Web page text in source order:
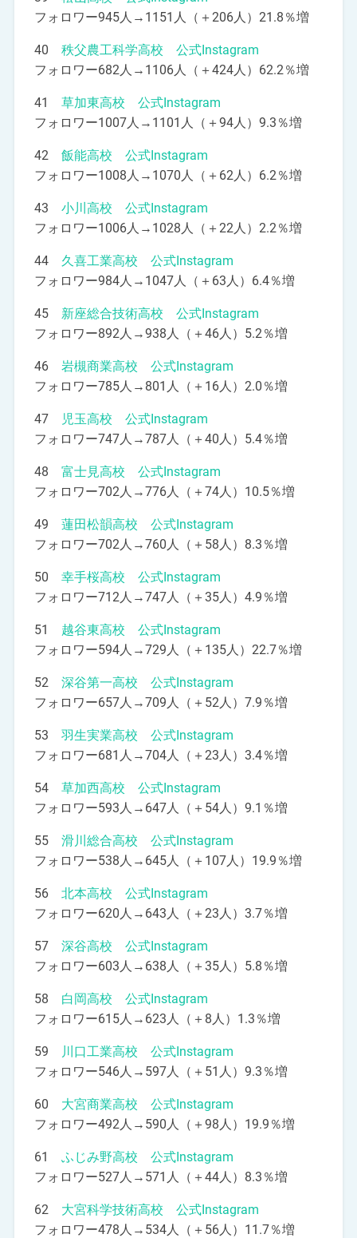
フォロワー945人→1151人（＋206人）21.8％増
40 秩父農工科学高校 公式Instagram
フォロワー682人→1106人（＋424人）62.2％増
41 草加東高校 公式Instagram
フォロワー1007人→1101人（＋94人）9.3％増
42 飯能高校 公式Instagram
フォロワー1008人→1070人（＋62人）6.2％増
43 小川高校 公式Instagram
フォロワー1006人→1028人（＋22人）2.2％増
44 久喜工業高校 公式Instagram
フォロワー984人→1047人（＋63人）6.4％増
45 新座総合技術高校 公式Instagram
フォロワー892人→938人（＋46人）5.2％増
46 岩槻商業高校 公式Instagram
フォロワー785人→801人（＋16人）2.0％増
47
児玉高校 公式Instagram
フォロワー747人→787人（＋40人）5.4％増
48 富士見高校 公式Instagram
フォロワー702人→776人（＋74人）10.5％増
49 蓮田松韻高校 公式Instagram
フォロワー702人→760人（＋58人）8.3％増
50 幸手桜高校 公式Instagram
フォロワー712人→747人（＋35人）4.9％増
51 越谷東高校 公式Instagram
フォロワー594人→729人（＋135人）22.7％増
52 深谷第一高校 公式Instagram
フォロワー657人→709人（＋52人）7.9％増
53 羽生実業高校 公式Instagram
フォロワー681人→704人（＋23人）3.4％増
54 草加西高校 公式Instagram
フォロワー593人→647人（＋54人）9.1％増
55 滑川総合高校 公式Instagram
フォロワー538人→645人（＋107人）19.9％増
56 北本高校 公式Instagram
フォロワー620人→643人（＋23人）3.7％増
57 深谷高校 公式Instagram
フォロワー603人→638人（＋35人）5.8％増
58 白岡高校 公式Instagram
フォロワー615人→623人（＋8人）1.3％増
59
川口工業高校 公式Instagram
フォロワー546人→597人（＋51人）9.3％増
60 大宮商業高校 公式Instagram
フォロワー492人→590人（＋98人）19.9％増
61 ふじみ野高校 公式Instagram
フォロワー527人→571人（＋44人）8.3％増
62 大宮科学技術高校 公式Instagram
フォロワー478人→534人（＋56人）11.7％増